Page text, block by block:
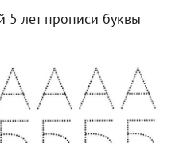
5 лет прописи буквы